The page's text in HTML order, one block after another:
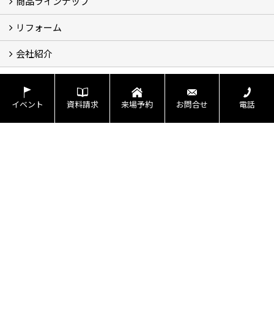
商品ラインナップ
リフォーム
まるごと断熱リフォーム
イベント情報
施工事例
会社紹介
〒141-0033
イベント 資料請求 来場予約 お問合せ 電話